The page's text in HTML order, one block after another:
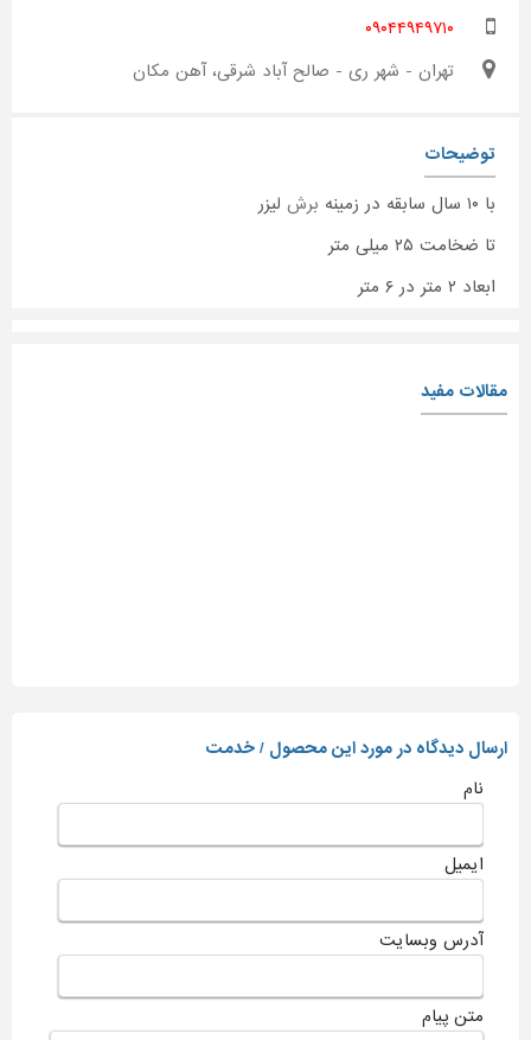
۰۹۰۴۴۹۴۹۷۱۰
تهران - شهر ری - صالح آباد شرقی، آهن مکان
توضیحات
با ۱۰ سال سابقه در زمینه
برش لیزر
تا ضخامت ۲۵ میلی متر
ابعاد ۲ متر در ۶ متر
مقالات مفید
ارسال دیدگاه در مورد این محصول / خدمت
نام
ایمیل
آدرس وبسایت
متن پیام